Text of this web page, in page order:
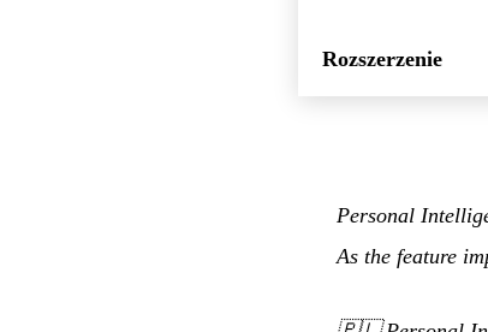
Rozszerzenie
Personal
As the feature